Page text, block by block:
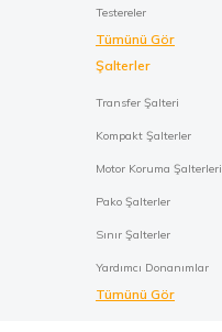
Testereler
Tümünü Gör
Şalterler
Transfer Şalteri
Kompakt Şalterler
Motor Koruma Şalterleri
Pako Şalterler
Sınır Şalterler
Yardımcı Donanımlar
Tümünü Gör